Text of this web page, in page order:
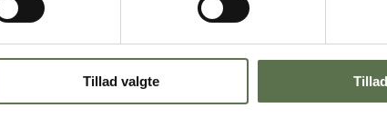
Tillad valgte
dygtige madbloggerMaria Vestergaard.